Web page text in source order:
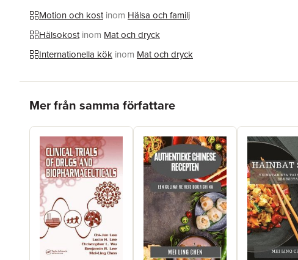
Motion och kost inom Hälsa och familj
Hälsokost inom Mat och dryck
Internationella kök inom Mat och dryck
Mer från samma författare